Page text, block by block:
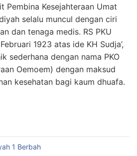
Pembina Kesejahteraan Umat
selalu muncul dengan ciri
dan tenaga medis. RS PKU
1923 atas ide KH Sudja’,
sederhana dengan nama PKO
Oemoem) dengan maksud
kesehatan bagi kaum dhuafa.
1 Berbah